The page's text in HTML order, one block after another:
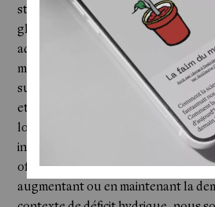
stockage artificiels) ne permet
global, de diminuer les prélèvements
aquatiques. On ajoutera encore «
milieux naturels et de l'eau,
sur investissement dans la
et la limitation des pollutions sont
logiciels de pensée financière.
investir dans quelque chose qui par
offert gratuitement par Dame
augmentant ou en maintenant la